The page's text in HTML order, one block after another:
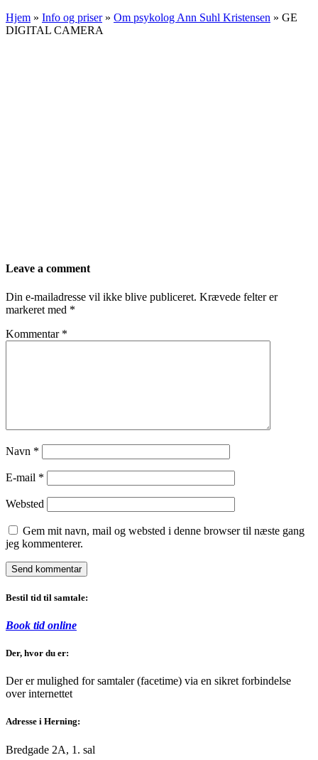
Hjem » Info og priser» Om psykolog Ann Suhl Kristensen » GE
DIGITAL CAMERA
Leave a comment
Din e-mailadresse vil ikke blive publiceret. Krævede felter er
markeret med *
Kommentar *
Navn *
E-mail *
Websted
Gem mit navn, mail og websted i denne browser til næste gang
jeg kommenterer.
Bestil tid til samtale:
Book tid online
Der, hvor du er:
Der er mulighed for samtaler (facetime) via en sikret forbindelse
over internettet
Adresse i Herning:
Bredgade 2A, 1. sal